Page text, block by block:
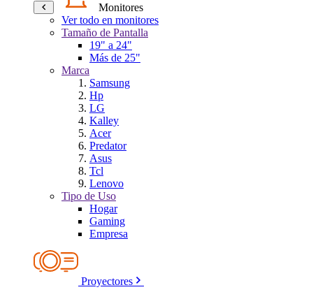
Monitores
Ver todo en monitores
Tamaño de Pantalla
19" a 24"
Más de 25"
Marca
Samsung
Hp
LG
Kalley
Acer
Predator
Asus
Tcl
Lenovo
Tipo de Uso
Hogar
Gaming
Empresa
Proyectores